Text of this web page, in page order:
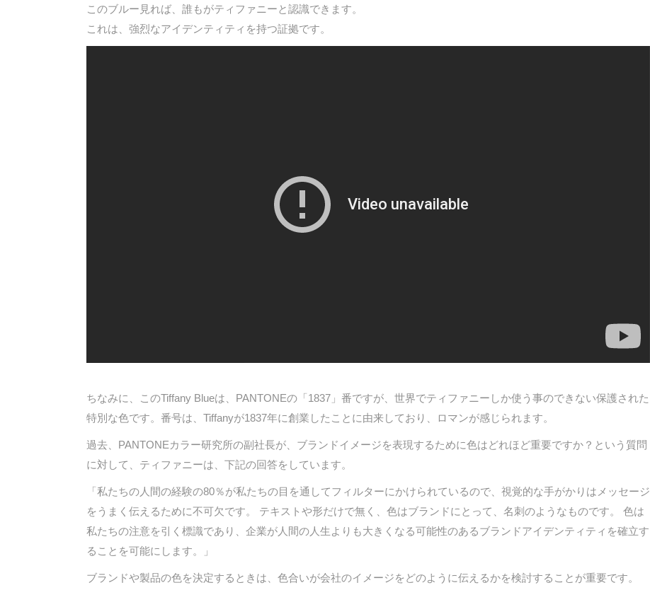
このブルー見れば、誰もがティファニーと認識できます。
これは、強烈なアイデンティティを持つ証拠です。
ちなみに、このTiffany Blueは、PANTONEの「1837」番ですが、世界でティファニーしか使う事のできない保護された
特別な色です。番号は、Tiffanyが1837年に創業したことに由来しており、ロマンが感じられます。
過去、PANTONEカラー研究所の副社長が、ブランドイメージを表現するために色はどれほど重要ですか？という質問
に対して、ティファニーは、下記の回答をしています。
「私たちの人間の経験の80％が私たちの目を通してフィルターにかけられているので、視覚的な手がかりはメッセージ
をうまく伝えるために不可欠です。 テキストや形だけで無く、色はブランドにとって、名刺のようなものです。 色は
私たちの注意を引く標識であり、企業が人間の人生よりも大きくなる可能性のあるブランドアイデンティティを確立す
ることを可能にします。」
ブランドや製品の色を決定するときは、色合いが会社のイメージをどのように伝えるかを検討することが重要です。